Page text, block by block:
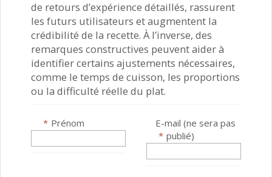
de retours d’expérience détaillés, rassurent
les futurs utilisateurs et augmentent la
crédibilité de la recette. À l’inverse, des
remarques constructives peuvent aider à
identifier certains ajustements nécessaires,
comme le temps de cuisson, les proportions
ou la difficulté réelle du plat.
Prénom
*
E-mail (ne sera pas
publié)
*